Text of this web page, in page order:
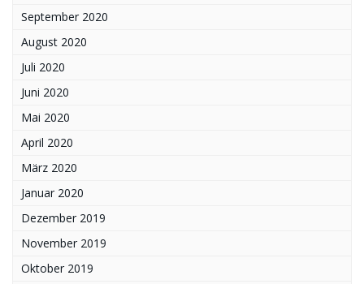
September 2020
August 2020
Juli 2020
Juni 2020
Mai 2020
April 2020
März 2020
Januar 2020
Dezember 2019
November 2019
Oktober 2019